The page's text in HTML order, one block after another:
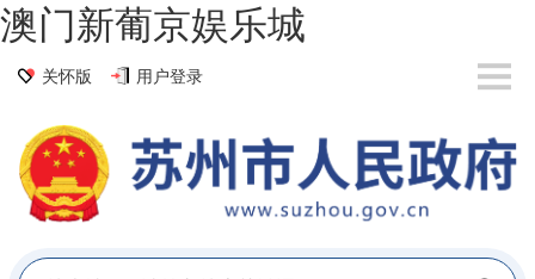
澳门新葡京娱乐城
关怀版 用户登录